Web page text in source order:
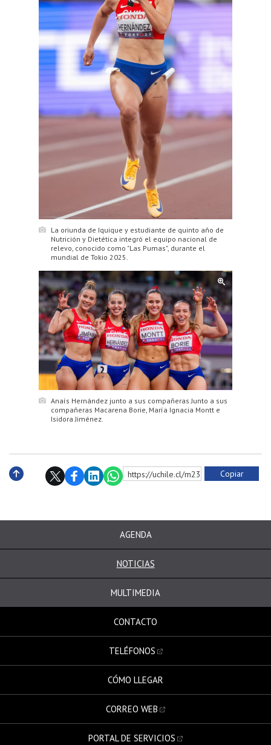
La oriunda de Iquique y estudiante de quinto año de
Nutrición y Dietética integró el equipo nacional de
relevo, conocido como "Las Pumas", durante el
mundial de Tokio 2025.
Anaís Hernández junto a sus compañeras Junto a sus
compañeras Macarena Borie, María Ignacia Montt e
Isidora Jiménez.
https://uchile.cl/m232775 Copiar
AGENDA
NOTICIAS
MULTIMEDIA
CONTACTO
TELÉFONOS
CÓMO LLEGAR
CORREO WEB
PORTAL DE SERVICIOS